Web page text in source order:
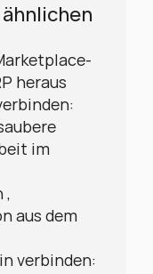
heraus
im
,
aus dem
verbinden: